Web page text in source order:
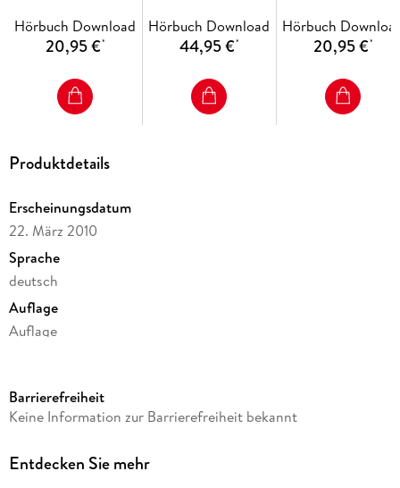
Hörbuch Download
20,95 €*
Hörbuch Download
44,95 €*
Hörbuch
20,95 €*
Produktdetails
Erscheinungsdatum
22. März 2010
Sprache
deutsch
Auflage
Auflage
Dateigröße
Laufzeit
Barrierefreiheit
Keine Information zur Barrierefreiheit bekannt
Entdecken Sie mehr